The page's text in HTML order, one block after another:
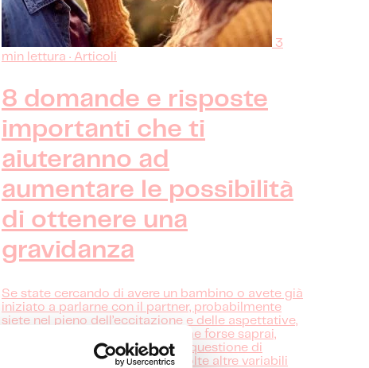
3
min lettura · Articoli
8 domande e risposte
importanti che ti
aiuteranno ad
aumentare le possibilità
di ottenere una
gravidanza
Se state cercando di avere un bambino o avete già
iniziato a parlarne con il partner, probabilmente
siete nel pieno dell’eccitazione e delle aspettative,
ed è giusto che sia così! Ma come forse saprai,
rimanere incinta non è solo una questione di
rapporti non protetti, ci sono molte altre variabili